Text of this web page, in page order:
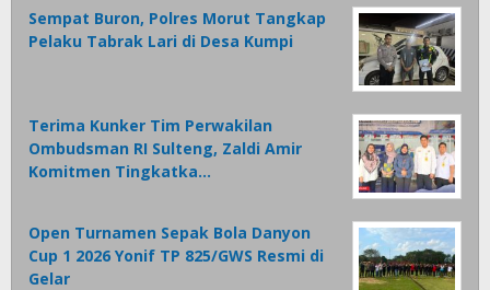
Sempat Buron, Polres Morut Tangkap
Pelaku Tabrak Lari di Desa Kumpi
Terima Kunker Tim Perwakilan
Ombudsman RI Sulteng, Zaldi Amir
Komitmen Tingkatka…
Open Turnamen Sepak Bola Danyon
Cup 1 2026 Yonif TP 825/GWS Resmi di
Gelar